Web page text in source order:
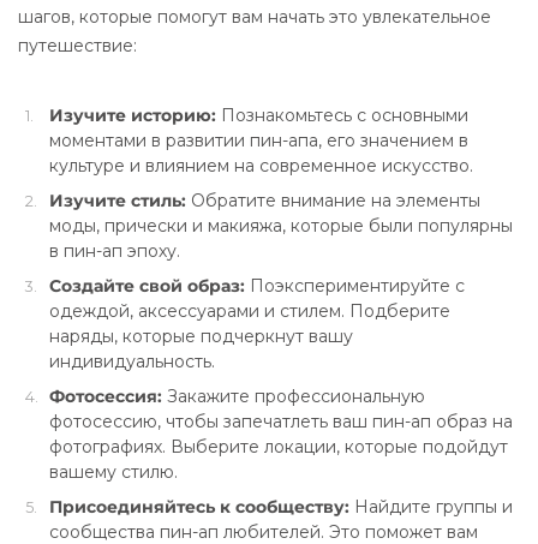
шагов, которые помогут вам начать это увлекательное
путешествие:
Изучите историю: Познакомьтесь с основными
моментами в развитии пин-апа, его значением в
культуре и влиянием на современное искусство.
Изучите стиль: Обратите внимание на элементы
моды, прически и макияжа, которые были популярны
в пин-ап эпоху.
Создайте свой образ: Поэкспериментируйте с
одеждой, аксессуарами и стилем. Подберите
наряды, которые подчеркнут вашу
индивидуальность.
Фотосессия: Закажите профессиональную
фотосессию, чтобы запечатлеть ваш пин-ап образ на
фотографиях. Выберите локации, которые подойдут
вашему стилю.
Присоединяйтесь к сообществу: Найдите группы и
сообщества пин-ап любителей. Это поможет вам